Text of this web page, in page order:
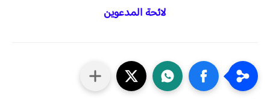
لائحة المدعوين